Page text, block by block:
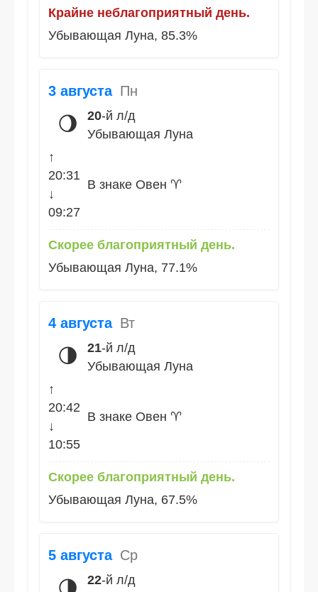
Крайне неблагоприятный день.
Убывающая Луна, 85.3%
3 августа Пн
🌖 20-й л/д
Убывающая Луна
↑
20:31
↓
09:27
В знаке Овен ♈
Скорее благоприятный день.
Убывающая Луна, 77.1%
4 августа Вт
🌗 21-й л/д
Убывающая Луна
↑
20:42
↓
10:55
В знаке Овен ♈
Скорее благоприятный день.
Убывающая Луна, 67.5%
5 августа Ср
22-й л/д